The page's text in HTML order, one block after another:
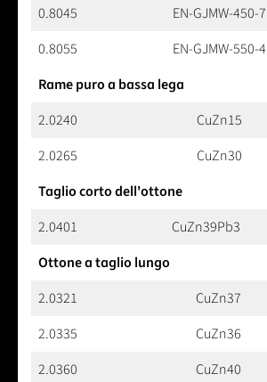
0.8045
EN-GJMW-450-7
0.8055
EN-GJMW-550-4
Rame puro a bassa lega
2.0240
CuZn15
2.0265
CuZn30
Taglio corto dell'ottone
2.0401
CuZn39Pb3
Ottone a taglio lungo
2.0321
CuZn37
2.0335
CuZn36
2.0360
CuZn40